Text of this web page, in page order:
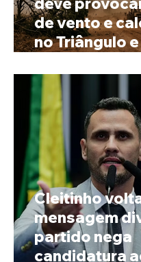
de vento e
no Triângulo
Cleitinho
mensagem
partido nega
candidatura